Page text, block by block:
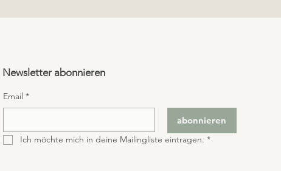
Newsletter abonnieren
Email *
abonnieren
Ich möchte mich in deine Mailingliste eintragen. *